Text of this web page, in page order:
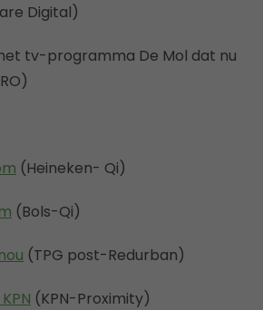
Digital)
tv-programma De Mol dat nu
(Heineken- Qi)
(Bols-Qi)
(TPG post-Redurban)
(KPN-Proximity)